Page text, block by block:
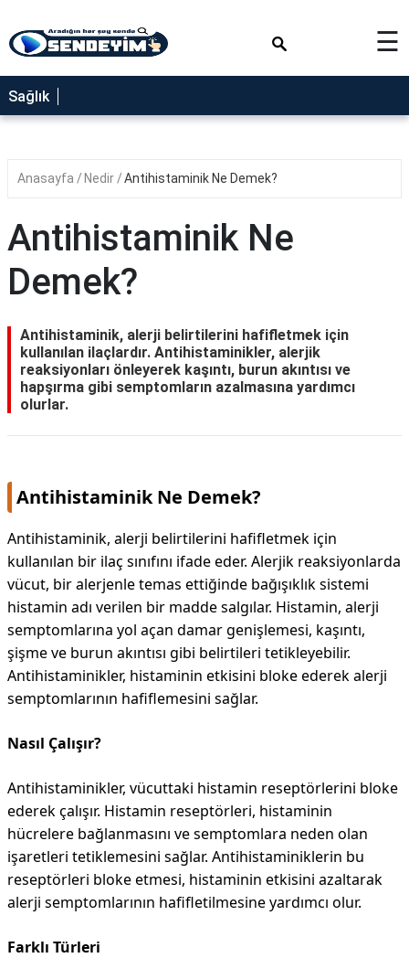
SAĞLIK
NEDİR
YEMEK
RÜYA
GEZİLECEK
BLOG
☰
Sağlık
Anasayfa Nedir Antihistaminik Ne Demek?
Antihistaminik Ne
Demek?
Antihistaminik, alerji belirtilerini hafifletmek için
kullanılan ilaçlardır. Antihistaminikler, alerjik
reaksiyonları önleyerek kaşıntı, burun akıntısı ve
hapşırma gibi semptomların azalmasına yardımcı
olurlar.
Antihistaminik Ne Demek?
Antihistaminik, alerji belirtilerini hafifletmek için
kullanılan bir ilaç sınıfını ifade eder. Alerjik reaksiyonlarda
vücut, bir alerjenle temas ettiğinde bağışıklık sistemi
histamin adı verilen bir madde salgılar. Histamin, alerji
semptomlarına yol açan damar genişlemesi, kaşıntı,
şişme ve burun akıntısı gibi belirtileri tetikleyebilir.
Antihistaminikler, histaminin etkisini bloke ederek alerji
semptomlarının hafiflemesini sağlar.
Nasıl Çalışır?
Antihistaminikler, vücuttaki histamin reseptörlerini bloke
ederek çalışır. Histamin reseptörleri, histaminin
hücrelere bağlanmasını ve semptomlara neden olan
işaretleri tetiklemesini sağlar. Antihistaminiklerin bu
reseptörleri bloke etmesi, histaminin etkisini azaltarak
alerji semptomlarının hafifletilmesine yardımcı olur.
Farklı Türleri